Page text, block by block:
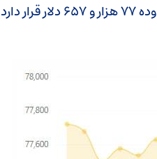
لازم به ذکر است که قیمت بیت‌کوین در زمان نگارش این گزارش در محدوده ۷۷ هزار و ۶۵۷ دلار قرار دارد